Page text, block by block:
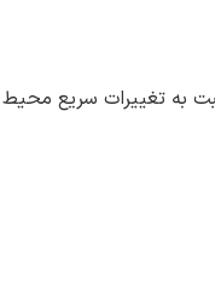
به تغییرات سریع